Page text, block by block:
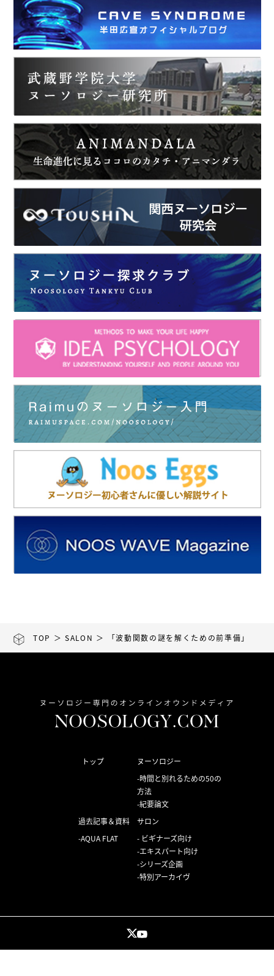
TOP ＞SALON ＞ 「波動関数の謎を解くための前準備」
トップ
ヌーソロジー
時間と別れるための50の
方法
紀要論文
過去記事＆資料
AQUA FLAT
サロン
ビギナーズ向け
エキスパート向け
シリーズ企画
特別アーカイヴ